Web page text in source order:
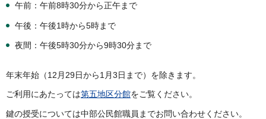
午前：午前8時30分から正午まで
午後：午後1時から5時まで
夜間：午後5時30分から9時30分まで
年末年始（12月29日から1月3日まで）を除きます。
ご利用にあたっては第五地区分館をご覧ください。
鍵の授受については中部公民館職員までお問い合わせください。